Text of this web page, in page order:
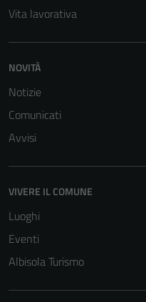
Vita lavorativa
NOVITÀ
Notizie
Comunicati
Avvisi
VIVERE IL COMUNE
Luoghi
Eventi
Albisola Turismo